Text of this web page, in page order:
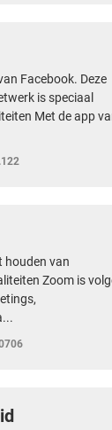
Facebook. Deze
is speciaal
Met de app
houden van
Zoom is